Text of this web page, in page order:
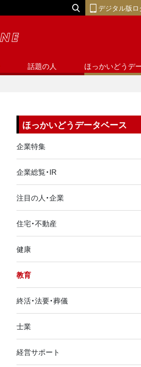
デジタル版ロ
話題の人 ほっかいどうデ
ほっかいどうデータベース
企業特集
企業総覧・IR
注目の人・企業
住宅・不動産
健康
教育
終活・法要・葬儀
士業
経営サポート